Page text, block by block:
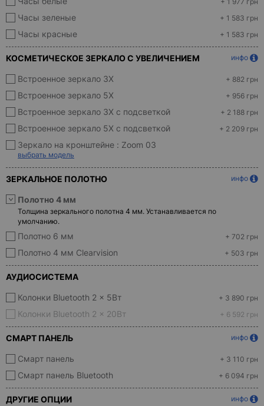
Часы зеленые + 1 583 грн
Часы красные + 1 583 грн
КОСМЕТИЧЕСКОЕ ЗЕРКАЛО С УВЕЛИЧЕНИЕМ инфо
Встроенное зеркало 3X + 882 грн
Встроенное зеркало 5X + 956 грн
Встроенное зеркало 3X с подсветкой + 2 188 грн
Встроенное зеркало 5X с подсветкой + 2 209 грн
Зеркало на кронштейне : Zoom 03
выбрать модель
ЗЕРКАЛЬНОЕ ПОЛОТНО инфо
Полотно 4 мм
Толщина зеркального полотна 4 мм. Устанавливается по
умолчанию.
Полотно 6 мм + 702 грн
Полотно 4 мм Clearvision + 503 грн
АУДИОСИСТЕМА
Колонки Bluetooth 2 x 5Вт + 3 890 грн
Колонки Bluetooth 2 x 20Вт + 6 592 грн
СМАРТ ПАНЕЛЬ инфо
Смарт панель + 3 110 грн
Смарт панель Bluetooth + 6 094 грн
ДРУГИЕ ОПЦИИ инфо